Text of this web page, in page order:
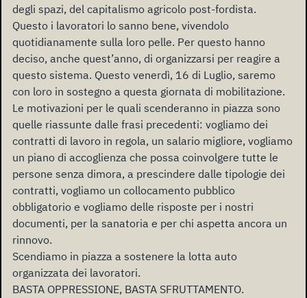
degli spazi, del capitalismo agricolo post-fordista.
Questo i lavoratori lo sanno bene, vivendolo
quotidianamente sulla loro pelle. Per questo hanno
deciso, anche quest’anno, di organizzarsi per reagire a
questo sistema. Questo venerdì, 16 di Luglio, saremo
con loro in sostegno a questa giornata di mobilitazione.
Le motivazioni per le quali scenderanno in piazza sono
quelle riassunte dalle frasi precedenti: vogliamo dei
contratti di lavoro in regola, un salario migliore, vogliamo
un piano di accoglienza che possa coinvolgere tutte le
persone senza dimora, a prescindere dalle tipologie dei
contratti, vogliamo un collocamento pubblico
obbligatorio e vogliamo delle risposte per i nostri
documenti, per la sanatoria e per chi aspetta ancora un
rinnovo.
Scendiamo in piazza a sostenere la lotta auto
organizzata dei lavoratori.
BASTA OPPRESSIONE, BASTA SFRUTTAMENTO.